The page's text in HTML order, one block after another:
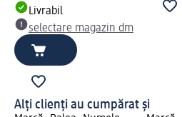
Livrabil
selectare magazin dm
Alți clienți au cumpărat și